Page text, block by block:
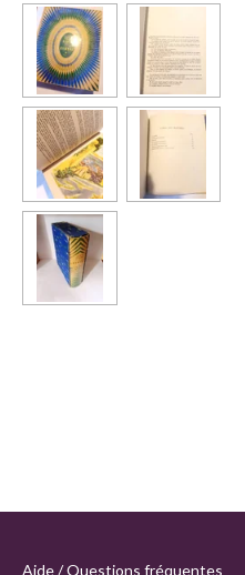
Aide / Questions fréquentes